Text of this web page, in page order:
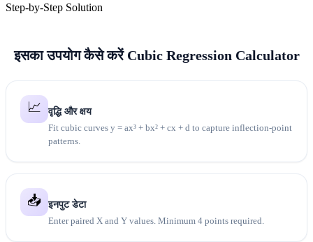
Step-by-Step Solution
इसका उपयोग कैसे करें Cubic Regression Calculator
📈
वृद्धि और क्षय
Fit cubic curves y = ax³ + bx² + cx + d to capture inflection-point
patterns.
📥
इनपुट डेटा
Enter paired X and Y values. Minimum 4 points required.